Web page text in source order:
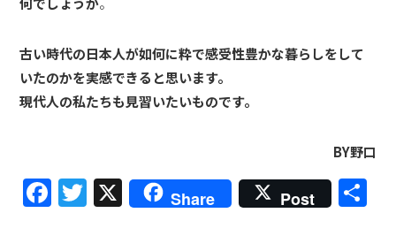
古い時代の日本人が如何に粋で感受性豊かな暮らしをして
いたのかを実感できると思います。
現代人の私たちも見習いたいものです。
BY野口
Facebook
Twitter
X Share Post